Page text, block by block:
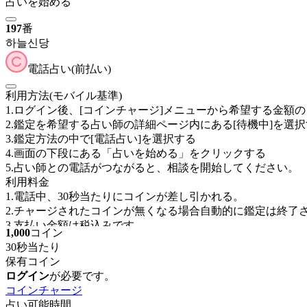
197番
하늘신당
電話占い(前払い)
利用方法(モバイル基準)
1.ログイン後、[コインチャージ]メニューから希望する金額の
2.鑑定を希望する占い師の詳細ページ内にある[待機中]を選択
3.鑑定方法の中で[電話占い]を選択する
4.画面の下段にある「占いを始める」をクリックする
5.占い師との電話がつながると、相談を開始してください。
利用料金
1.電話中、30秒当たりに コインが差し引かれる。
2.チャージされたコインが無くなる場合自動的に鑑定は終了
3.支払い金額は税込みです
1,000コイン
30秒当たり
保有コイン
ログインが必要です。
コインチャージ
占い可能時間